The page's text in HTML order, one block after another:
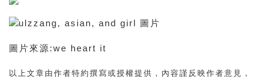
圖片來源:we heart it
以上文章由作者特約撰寫或授權提供，內容謹反映作者意見，